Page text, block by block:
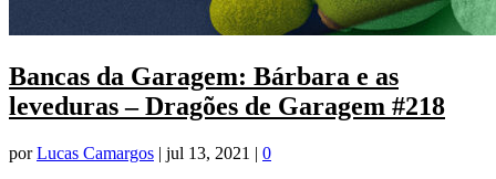
Bancas da Garagem: Bárbara e as
leveduras – Dragões de Garagem #218
porLucas Camargos | jul 13, 2021 | 0